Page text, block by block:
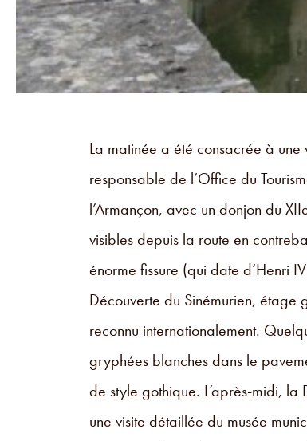
La matinée a été consacrée à
responsable de l’Office du
l’Armançon, avec un donjon du
visibles depuis la route en
énorme fissure (qui date d’Henri
Découverte du Sinémurien,
reconnu internationalement.
gryphées blanches dans le
de style gothique. L’après-midi,
une visite détaillée du musée